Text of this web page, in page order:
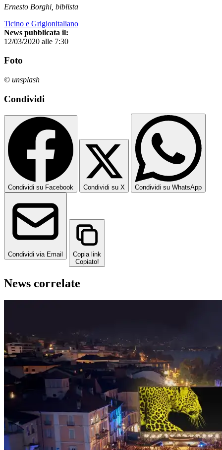
Ernesto Borghi, biblista
Ticino e Grigionitaliano
News pubblicata il:
12/03/2020 alle 7:30
Foto
© unsplash
Condividi
Condividi su Facebook Condividi su X Condividi su WhatsApp
Condividi via Email
Copia link
Copiato!
News correlate